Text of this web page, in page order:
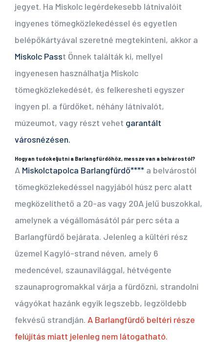
jegyet. Ha Miskolc legérdekesebb látnivalóit
ingyenes tömegközlekedéssel és egyetlen
belépőkártyával szeretné megtekinteni, akkor a
Miskolc Passt Önnek találták ki, mellyel
ingyenesen használhatja Miskolc
tömegközlekedését, és felkeresheti egyszer
ingyen pl. a fürdőket, néhány látnivalót,
múzeumot, vagy részt vehet garantált
városnézésen.
Hogyan tudok eljutni a Barlangfürdőhöz, messze van a belvárostól?
A Miskolctapolca Barlangfürdő**** a belvárostól
tömegközlekedéssel nagyjából húsz perc alatt
megközelíthető a 20-as vagy 20A jelű buszokkal,
amelynek a végállomásától pár perc séta a
Barlangfürdő bejárata. Jelenleg a kültéri rész
üzemel Kagyló-strand néven, amely 6
medencével, szaunavilággal, hétvégente
szaunaprogromakkal várja a fürdőzni, strandolni
vágyókat hazánk egyik legszebb, legzöldebb
fekvésű strandján. A Barlangfürdő beltéri része
felújítás miatt jelenleg nem látogatható.